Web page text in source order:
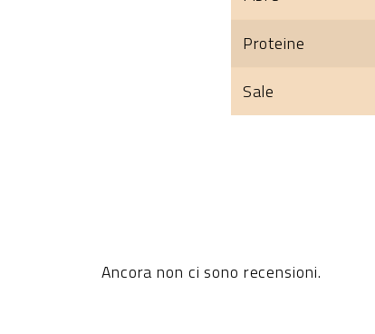
Proteine
Sale
Ancora non ci sono recensioni.